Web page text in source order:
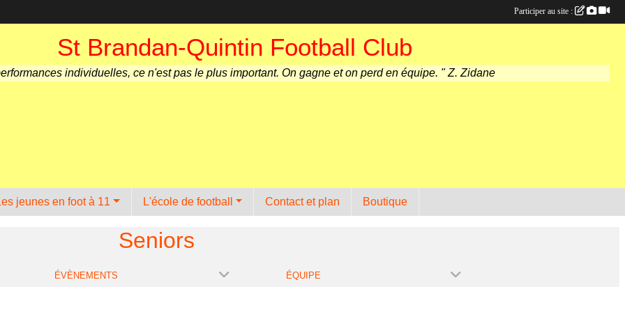
St Brandan-Quintin Football Club
individuelles, ce n'est pas le plus important. On gagne et on perd en équipe. " Z. Zidane
jeunes en foot à 11 L'école de football Contact et plan Boutique
Seniors
ÉVÈNEMENTS ÉQUIPE
Participer au site :